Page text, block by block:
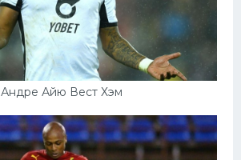
Андре Айю Вест Хэм